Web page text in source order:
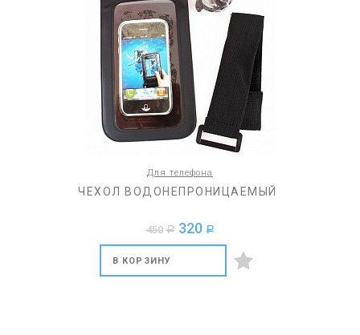
Для телефона
ЧЕХОЛ ВОДОНЕПРОНИЦАЕМЫЙ
450 a 320 a
В КОРЗИНУ